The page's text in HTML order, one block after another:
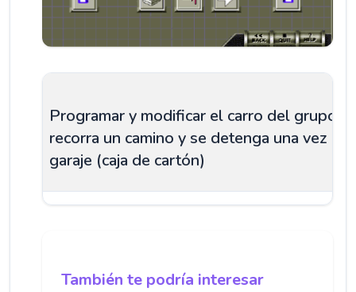
Programar y modificar el carro del grupo
recorra un camino y se detenga una vez
garaje (caja de cartón)
También te podría interesar